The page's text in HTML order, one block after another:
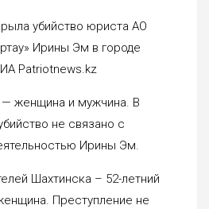
убийство юриста АО
Ирины Эм в городе
Patriotnews.kz
женщина и мужчина. В
не связано с
Ирины Эм.
Шахтинска – 52-летний
Преступление не